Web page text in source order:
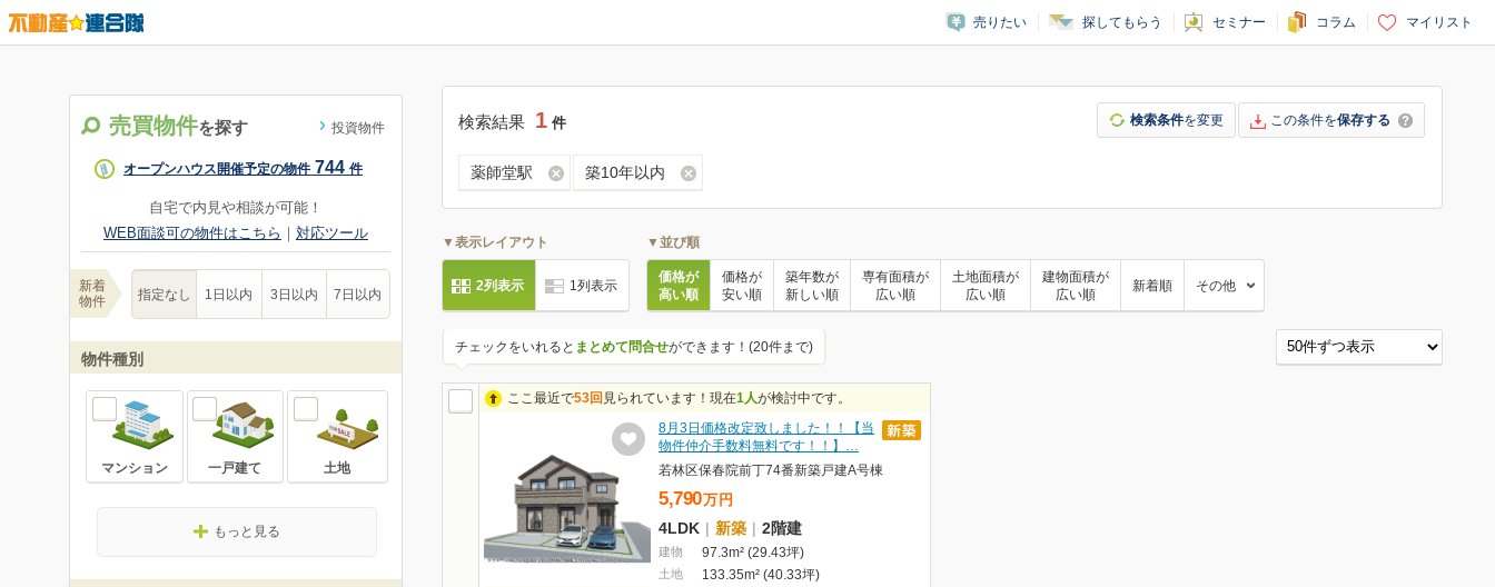
売りたい 探してもらう セミナー コラム マイリスト
売買物件を探す 投資物件
オープンハウス開催予定の物件 744 件
自宅で内見や相談が可能！
WEB面談可の物件はこちら ｜ 対応ツール
新着
物件
指定なし 1日以内 3日以内 7日以内
物件種別
マンション 一戸建て 土地
もっと見る
検索結果 1 件 検索条件を変更 この条件を保存する
薬師堂駅 築10年以内
▼表示レイアウト
2列表示 1列表示
▼並び順
価格が
高い順
価格が
安い順
築年数が
新しい順
専有面積が
広い順
土地面積が
広い順
建物面積が
広い順
新着順 その他
チェックをいれると まとめて問合せができます！(20件まで)
ここ最近で53回 見られています！現在1人が検討中です。
8月3日価格改定致しました！！【当
物件仲介手数料無料です！！】…
若林区保春院前丁74番新築戸建A号棟
5,790万 円
4LDK | 新築 | 2階建
建物 97.3m² (29.43坪)
土地 133.35m² (40.33坪)